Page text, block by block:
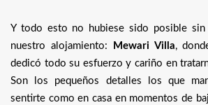
Y todo esto no hubiese sido posible
nuestro alojamiento:
Mewari Villa,
dedicó todo su esfuerzo y cariño en
Son los pequeños detalles los que
sentirte como en casa en momentos de